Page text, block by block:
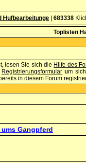
Hufbearbeitunge 683338
Toplisten
lesen Sie sich die Hilfe des
Registrierungsformular um
in diesem Forum
ums Gangpferd